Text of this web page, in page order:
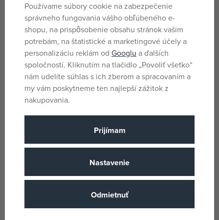
Parametre
Pohlavie Pro holky i kluky
Farba Červené
Materiál
Používame súbory cookie na zabezpečenie
správneho fungovania vášho obľúbeného e-
shopu, na prispôsobenie obsahu stránok vašim
potrebám, na štatistické a marketingové účely a
personalizáciu reklám od Googlu a ďalších
spoločností. Kliknutím na tlačidlo „Povoliť všetko“
nám udelíte súhlas s ich zberom a spracovaním a
my vám poskytneme ten najlepší zážitok z
nakupovania.
Prijímam
Nastavenie
Odmietnuť